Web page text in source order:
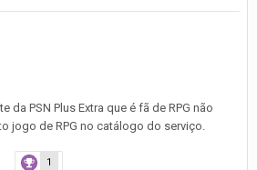
da PSN Plus Extra que é fã de RPG não
jogo de RPG no catálogo do serviço.
1